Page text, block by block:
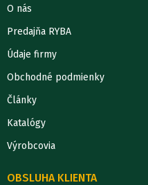
O nás
Predajňa RYBA
Údaje firmy
Obchodné podmienky
Články
Katalógy
Výrobcovia
OBSLUHA KLIENTA